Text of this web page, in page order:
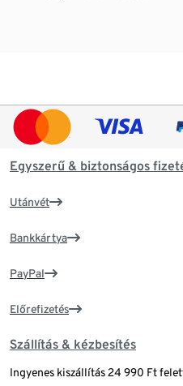
Egyszerű & biztonságos
Utánvét
Bankkártya
PayPal
Előrefizetés
Szállítás & kézbesítés
Ingyenes kiszállítás 24 990 Ft